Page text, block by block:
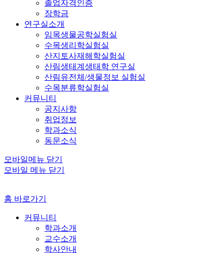
졸업자격인증
장학금
연구실소개
임목생물공학실험실
수목생리학실험실
산지토사재해학실험실
산림생태계생태학 연구실
산림유전체/생물정보 실험실
수목분류학실험실
커뮤니티
공지사항
취업정보
학과소식
동문소식
모바일메뉴 닫기
모바일 메뉴 닫기
홈 바로가기
커뮤니티
학과소개
교수소개
학사안내